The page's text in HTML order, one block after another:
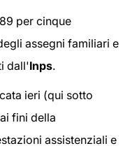
per cinque
assegni familiari e
dall'Inps.
ieri (qui sotto
fini della
assistenziali e